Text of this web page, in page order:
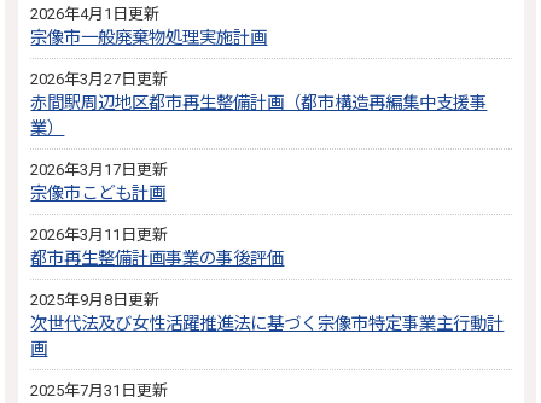
2026年4月1日更新
宗像市一般廃棄物処理実施計画
2026年3月27日更新
赤間駅周辺地区都市再生整備計画（都市構造再編集中支援事
業）
2026年3月17日更新
宗像市こども計画
2026年3月11日更新
都市再生整備計画事業の事後評価
2025年9月8日更新
次世代法及び女性活躍推進法に基づく宗像市特定事業主行動計
画
2025年7月31日更新